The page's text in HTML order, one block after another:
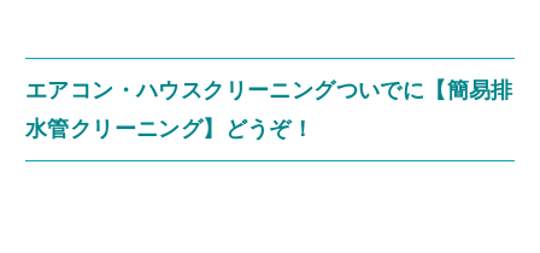
エアコン・ハウスクリーニングついでに【簡易排
水管クリーニング】どうぞ！